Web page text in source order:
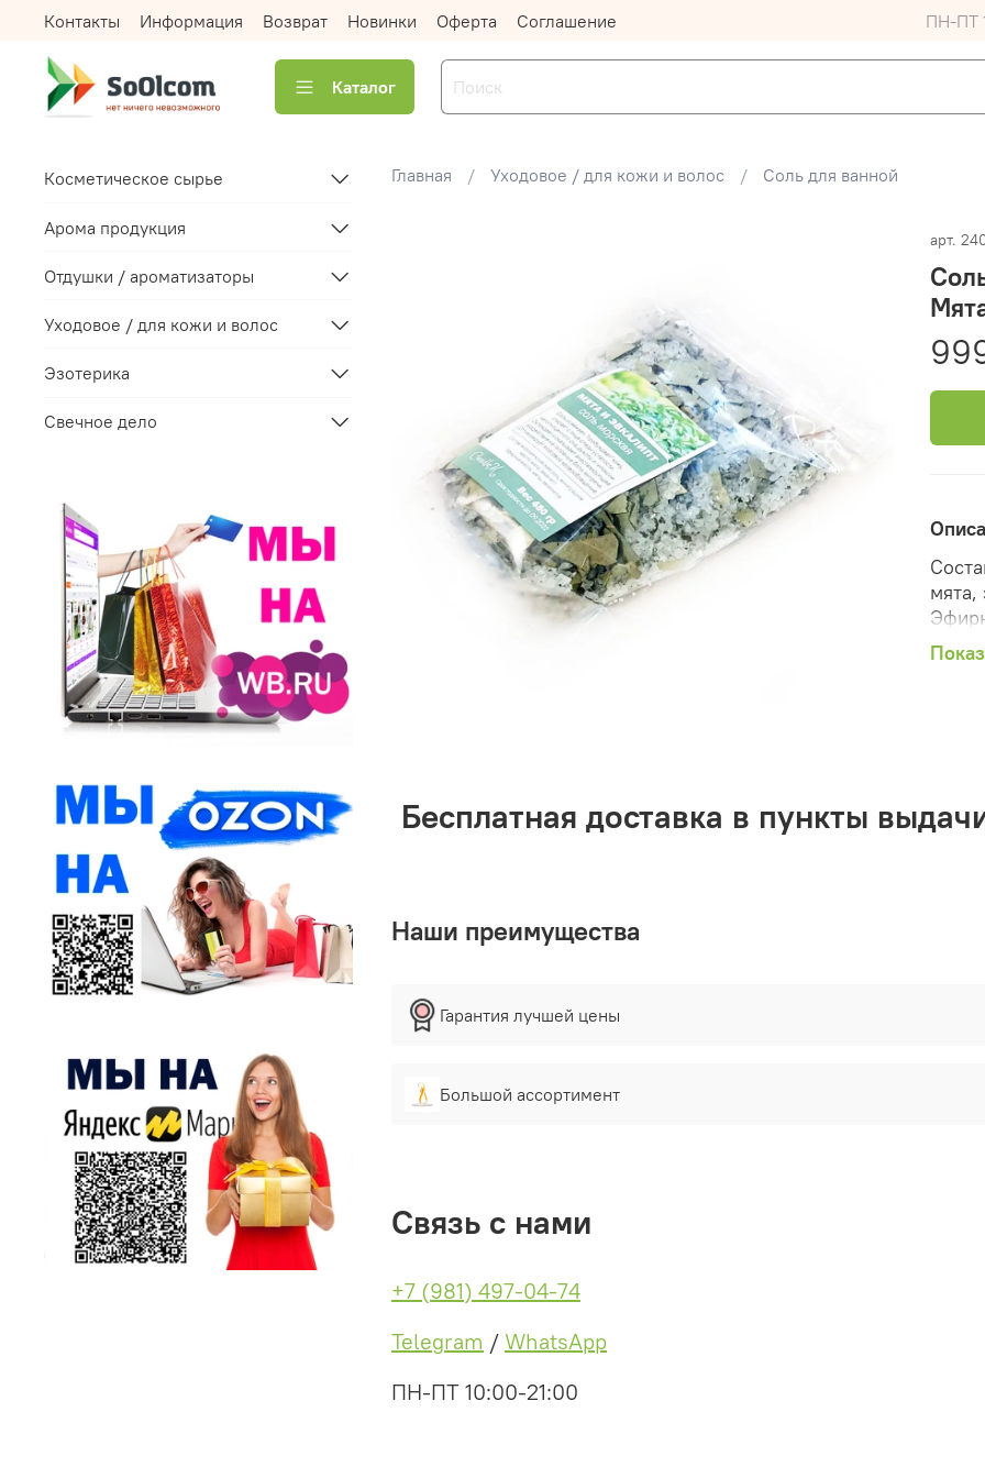
Контакты Информация Возврат Новинки Оферта Соглашение ПН-ПТ
Каталог
Главная Уходовое / для кожи и волос Соль для ванной
арт.
мята,
Вес
Соль
Бесплатная доставка в пункты
Наши преимущества
Гарантия лучшей цены
Большой ассортимент
Связь с нами
+7 (981) 497-04-74
Telegram / WhatsApp
ПН-ПТ 10:00-21:00
Косметическое сырье
Арома продукция
Отдушки / ароматизаторы
Уходовое / для кожи и волос
Эзотерика
Свечное дело